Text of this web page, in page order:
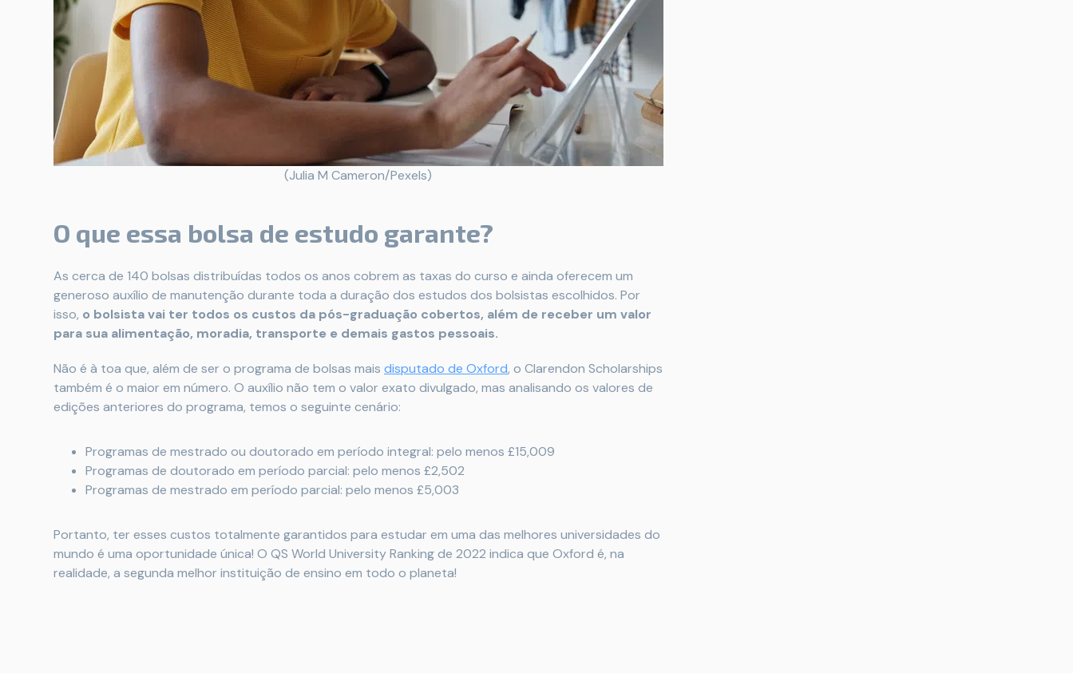
(Julia M Cameron/Pexels)
O que essa bolsa de estudo garante?
As cerca de 140 bolsas distribuídas todos os anos cobrem as taxas do curso e ainda oferecem um
generoso auxílio de manutenção durante toda a duração dos estudos dos bolsistas escolhidos. Por
isso, o bolsista vai ter todos os custos da pós-graduação cobertos, além de receber um valor
para sua alimentação, moradia, transporte e demais gastos pessoais.
Não é à toa que, além de ser o programa de bolsas mais disputado de Oxford, o Clarendon Scholarships
também é o maior em número. O auxílio não tem o valor exato divulgado, mas analisando os valores de
edições anteriores do programa, temos o seguinte cenário:
Programas de mestrado ou doutorado em período integral: pelo menos £15,009
Programas de doutorado em período parcial: pelo menos £2,502
Programas de mestrado em período parcial: pelo menos £5,003
Portanto, ter esses custos totalmente garantidos para estudar em uma das melhores universidades do
mundo é uma oportunidade única! O QS World University Ranking de 2022 indica que Oxford é, na
realidade, a segunda melhor instituição de ensino em todo o planeta!